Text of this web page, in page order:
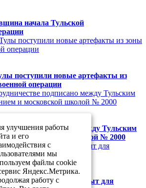
начала Тульской
поступили новые артефакты из
операции
подписано между Тульским
и московской школой № 2000
Тулы будет закрыт для
улучшения работы
и его
с
мы
файлы cookie
Яндекс.Метрика.
работу с